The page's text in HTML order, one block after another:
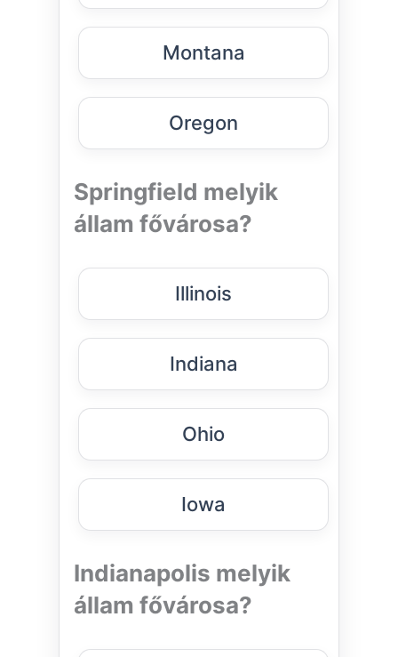
Montana
Oregon
Springfield melyik
állam fővárosa?
Illinois
Indiana
Ohio
Iowa
Indianapolis melyik
állam fővárosa?